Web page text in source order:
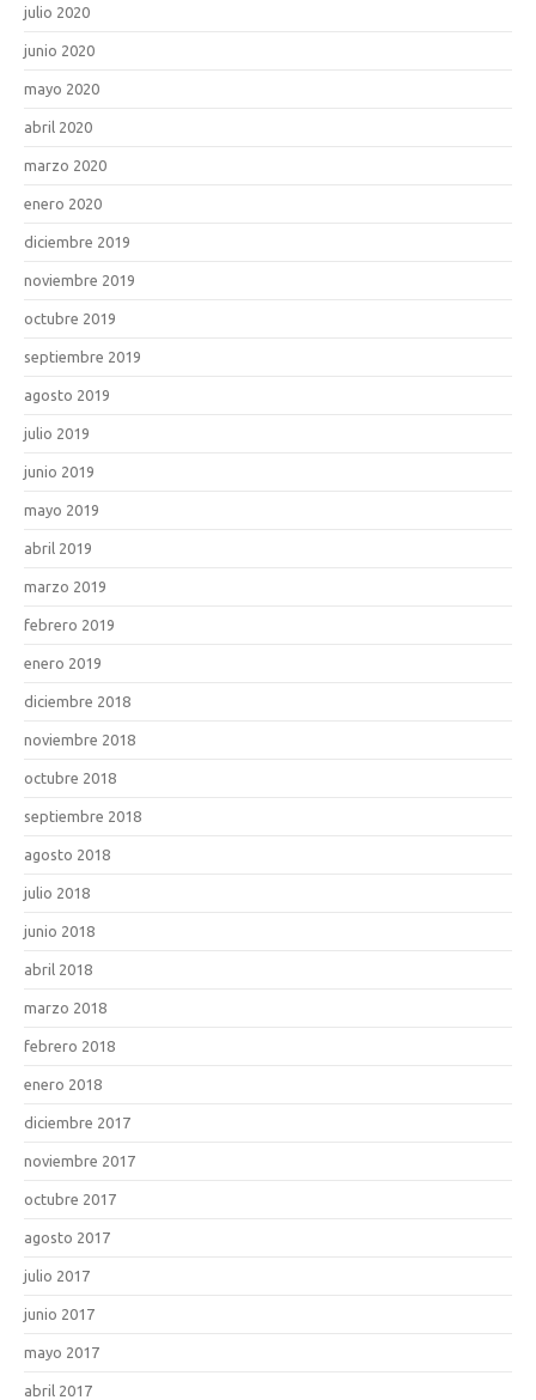
julio 2020
junio 2020
mayo 2020
abril 2020
marzo 2020
enero 2020
diciembre 2019
noviembre 2019
octubre 2019
septiembre 2019
agosto 2019
julio 2019
junio 2019
mayo 2019
abril 2019
marzo 2019
febrero 2019
enero 2019
diciembre 2018
noviembre 2018
octubre 2018
septiembre 2018
agosto 2018
julio 2018
junio 2018
abril 2018
marzo 2018
febrero 2018
enero 2018
diciembre 2017
noviembre 2017
octubre 2017
agosto 2017
julio 2017
junio 2017
mayo 2017
abril 2017